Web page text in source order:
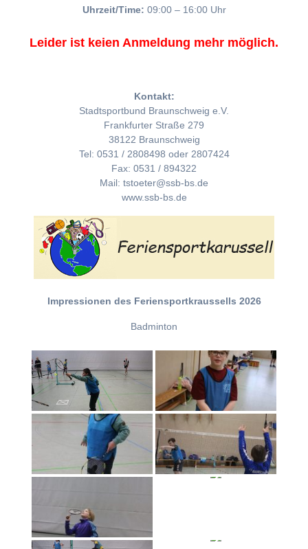
Uhrzeit/Time: 09:00 – 16:00 Uhr
Leider ist keien Anmeldung mehr möglich.
Kontakt:
Stadtsportbund Braunschweig e.V.
Frankfurter Straße 279
38122 Braunschweig
Tel: 0531 / 2808498 oder 2807424
Fax: 0531 / 894322
Mail: tstoeter@ssb-bs.de
www.ssb-bs.de
Impressionen des Feriensportkraussells 2026
Badminton